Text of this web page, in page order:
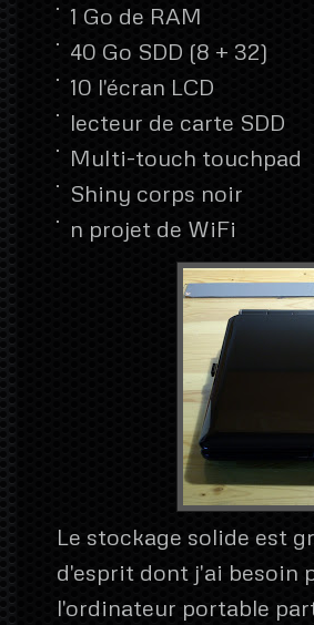
1 Go de RAM
40 Go SDD (8 + 32)
10 l'écran LCD
lecteur de carte SDD
Multi-touch touchpad
Shiny corps noir
n projet de WiFi
Le stockage solide est
d'esprit dont j'ai besoin
l'ordinateur portable